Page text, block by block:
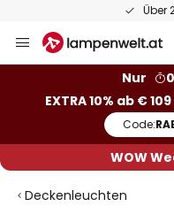
Über
Inhalt
Nur
EXTRA 10% ab €
Code:
WOW
Deckenleuchten